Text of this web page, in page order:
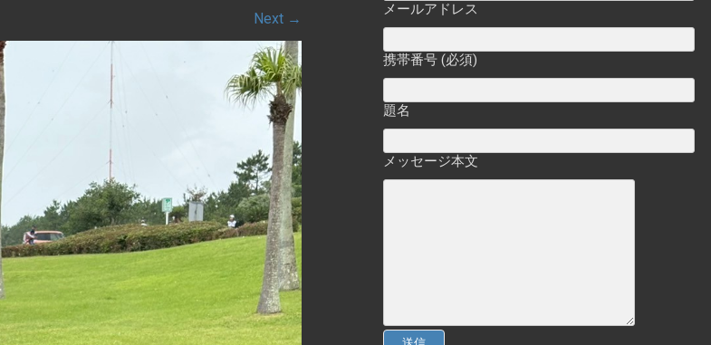
Next →
メールアドレス
携帯番号 (必須)
題名
メッセージ本文